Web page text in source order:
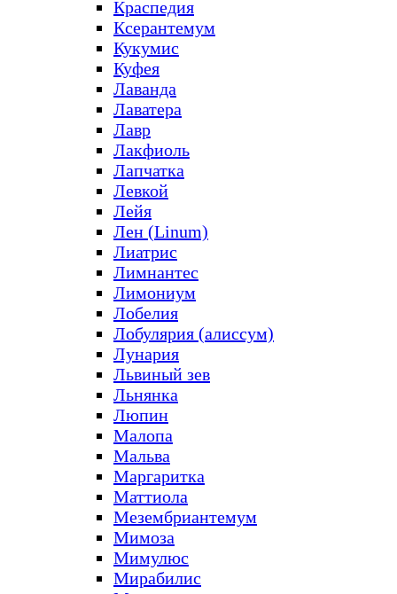
Краспедия
Ксерантемум
Кукумис
Куфея
Лаванда
Лаватера
Лавр
Лакфиоль
Лапчатка
Левкой
Лейя
Лен (Linum)
Лиатрис
Лимнантес
Лимониум
Лобелия
Лобулярия (алиссум)
Лунария
Львиный зев
Льнянка
Люпин
Малопа
Мальва
Маргаритка
Маттиола
Мезембриантемум
Мимоза
Мимулюс
Мирабилис